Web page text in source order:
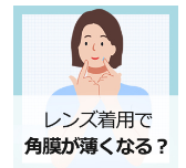
レビュー
EYEしてる
総合掲示板